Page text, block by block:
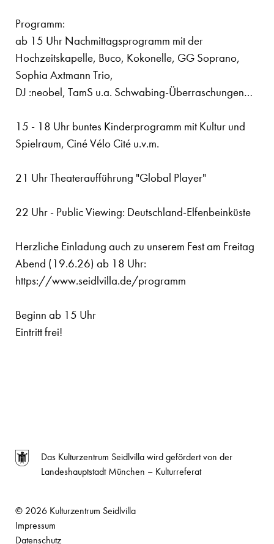
Programm:
ab 15 Uhr Nachmittagsprogramm mit der
Hochzeitskapelle, Buco, Kokonelle, GG Soprano,
Sophia Axtmann Trio,
DJ :neobel, TamS u.a. Schwabing-Überraschungen…
15 - 18 Uhr buntes Kinderprogramm mit Kultur und
Spielraum, Ciné Vélo Cité u.v.m.
21 Uhr Theateraufführung "Global Player"
22 Uhr - Public Viewing: Deutschland-Elfenbeinküste
Herzliche Einladung auch zu unserem Fest am Freitag
Abend (19.6.26) ab 18 Uhr:
https://www.seidlvilla.de/programm
Beginn ab 15 Uhr
Eintritt frei!
Das Kulturzentrum Seidlvilla wird gefördert von der
Landeshauptstadt München – Kulturreferat
© 2026 Kulturzentrum Seidlvilla
Impressum
Datenschutz